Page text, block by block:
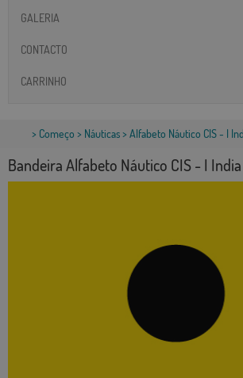
GALERIA
CONTACTO
CARRINHO
> Começo > Náuticas> Alfabeto Náutico CIS - I
Bandeira Alfabeto Náutico CIS - I India